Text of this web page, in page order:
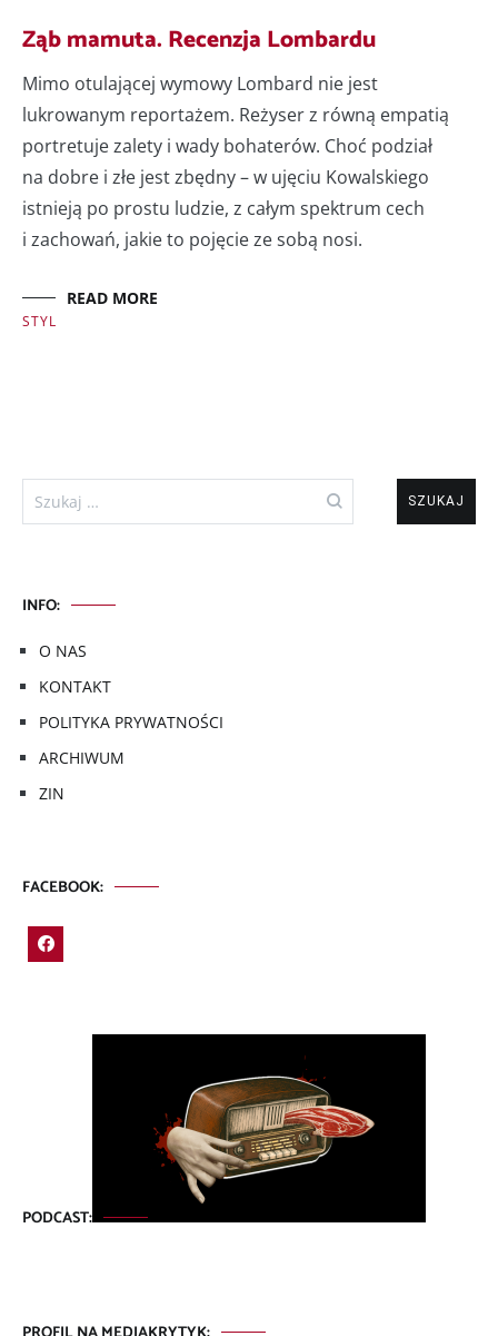
Ząb mamuta. Recenzja Lombardu
Mimo otulającej wymowy Lombard nie jest
lukrowanym reportażem. Reżyser z równą empatią
portretuje zalety i wady bohaterów. Choć podział
na dobre i złe jest zbędny – w ujęciu Kowalskiego
istnieją po prostu ludzie, z całym spektrum cech
i zachowań, jakie to pojęcie ze sobą nosi.
READ MORE
STYL
Szukaj:
INFO:
O NAS
KONTAKT
POLITYKA PRYWATNOŚCI
ARCHIWUM
ZIN
FACEBOOK:
PODCAST: